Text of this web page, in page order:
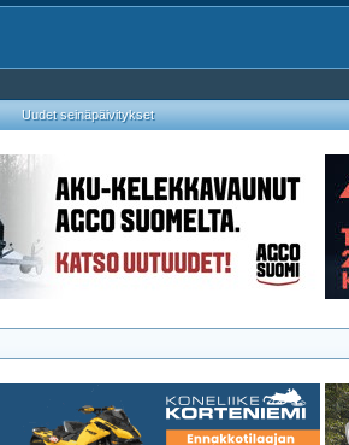
Uudet seinäpäivitykset